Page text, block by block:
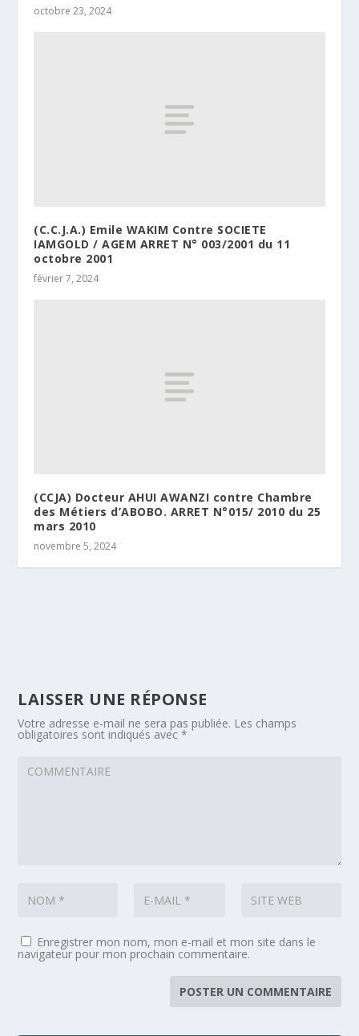
octobre 23, 2024
(C.C.J.A.) Emile WAKIM Contre SOCIETE
IAMGOLD / AGEM ARRET N° 003/2001 du 11
octobre 2001
février 7, 2024
(CCJA) Docteur AHUI AWANZI contre Chambre
des Métiers d’ABOBO. ARRET N°015/ 2010 du 25
mars 2010
novembre 5, 2024
LAISSER UNE RÉPONSE
Votre adresse e-mail ne sera pas publiée. Les champs
obligatoires sont indiqués avec*
Enregistrer mon nom, mon e-mail et mon site dans le
navigateur pour mon prochain commentaire.